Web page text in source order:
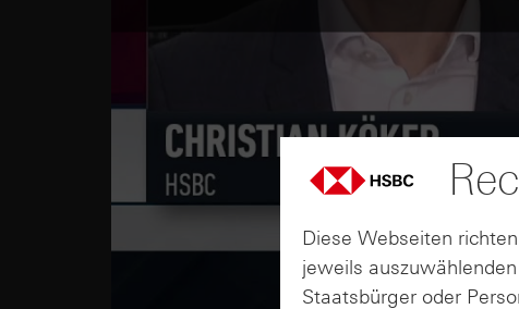
Diese Webseiten
jeweils
Staatsbürger oder